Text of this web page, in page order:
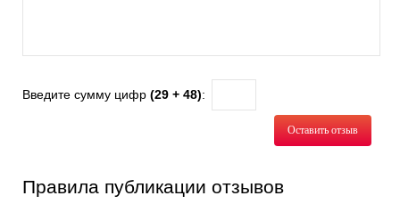
Введите сумму цифр (29 + 48):
Оставить отзыв
Правила публикации отзывов